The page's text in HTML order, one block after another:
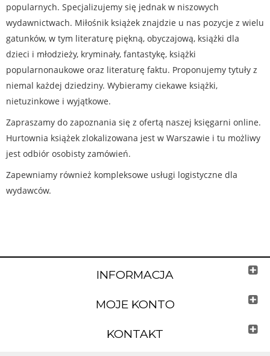
popularnych. Specjalizujemy się jednak w niszowych
wydawnictwach. Miłośnik książek znajdzie u nas pozycje z wielu
gatunków, w tym literaturę piękną, obyczajową, książki dla
dzieci i młodzieży, kryminały, fantastykę, książki
popularnonaukowe oraz literaturę faktu. Proponujemy tytuły z
niemal każdej dziedziny. Wybieramy ciekawe książki,
nietuzinkowe i wyjątkowe.
Zapraszamy do zapoznania się z ofertą naszej księgarni online.
Hurtownia książek zlokalizowana jest w Warszawie i tu możliwy
jest odbiór osobisty zamówień.
Zapewniamy również kompleksowe usługi logistyczne dla
wydawców.
INFORMACJA
MOJE KONTO
KONTAKT